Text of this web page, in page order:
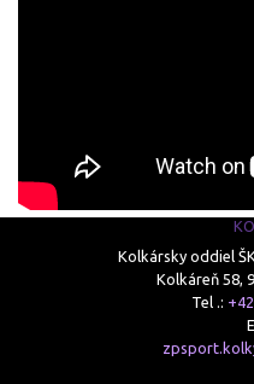
Kolkársky oddiel
Kolkáreň 58,
Tel .: